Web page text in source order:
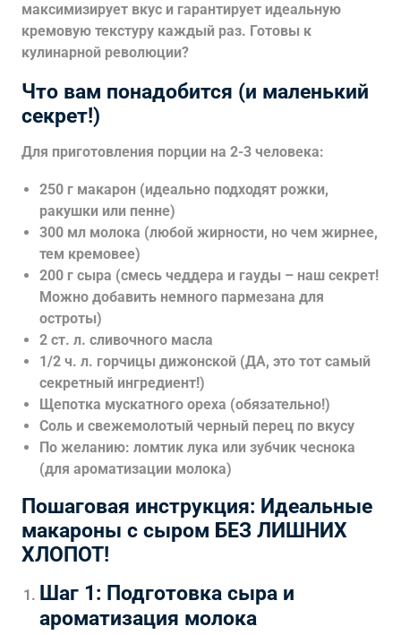
максимизирует вкус и гарантирует идеальную
кремовую текстуру каждый раз. Готовы к
кулинарной революции?
Что вам понадобится (и маленький
секрет!)
Для приготовления порции на 2-3 человека:
250 г макарон (идеально подходят рожки,
ракушки или пенне)
300 мл молока (любой жирности, но чем жирнее,
тем кремовее)
200 г сыра (смесь чеддера и гауды – наш секрет!
Можно добавить немного пармезана для
остроты)
2 ст. л. сливочного масла
1/2 ч. л. горчицы дижонской (ДА, это тот самый
секретный ингредиент!)
Щепотка мускатного ореха (обязательно!)
Соль и свежемолотый черный перец по вкусу
По желанию: ломтик лука или зубчик чеснока
(для ароматизации молока)
Пошаговая инструкция: Идеальные
макароны с сыром БЕЗ ЛИШНИХ
ХЛОПОТ!
Шаг 1: Подготовка сыра и
ароматизация молока